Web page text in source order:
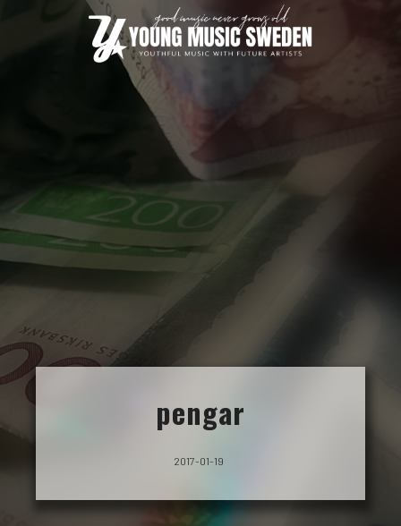
pengar
2017-01-19